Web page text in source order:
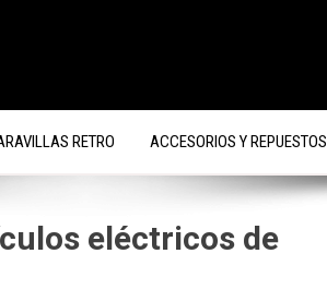
RETRO ACCESORIOS Y REPUESTOS
eléctricos de